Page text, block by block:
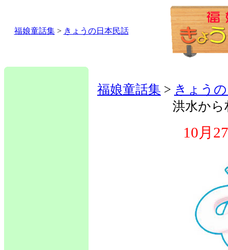
福娘童話集> きょうの日本民話
福娘童話集 > きょう
洪水か
10月